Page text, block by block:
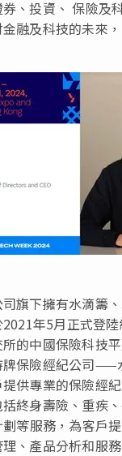
、投資、 保險及
融及科技的未來
旗下擁有水滴籌
年5月正式登
的中國保險科技
牌保險經紀公司——
供專業的保險經
終身壽險、重疾
等服務，為客戶
、產品分析和服務